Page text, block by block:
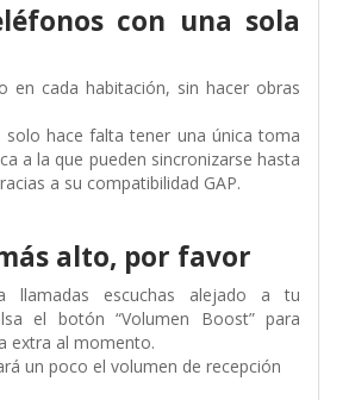
con una sola
en cada habitación, sin hacer obras
solo hace falta tener una única toma
a la que pueden sincronizarse hasta
a su compatibilidad GAP.
alto, por favor
llamadas escuchas alejado a tu
el botón “Volumen Boost” para
extra al momento.
un poco el volumen de recepción